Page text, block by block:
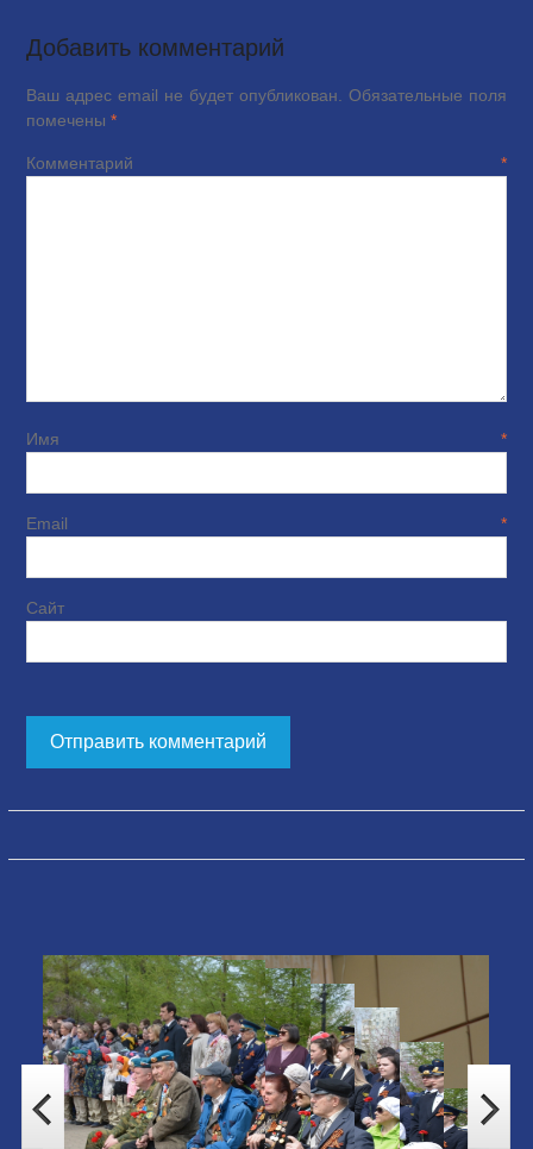
Добавить комментарий
Ваш адрес email не будет опубликован.
Обязательные поля
помечены *
Комментарий*
Имя*
Email*
Сайт